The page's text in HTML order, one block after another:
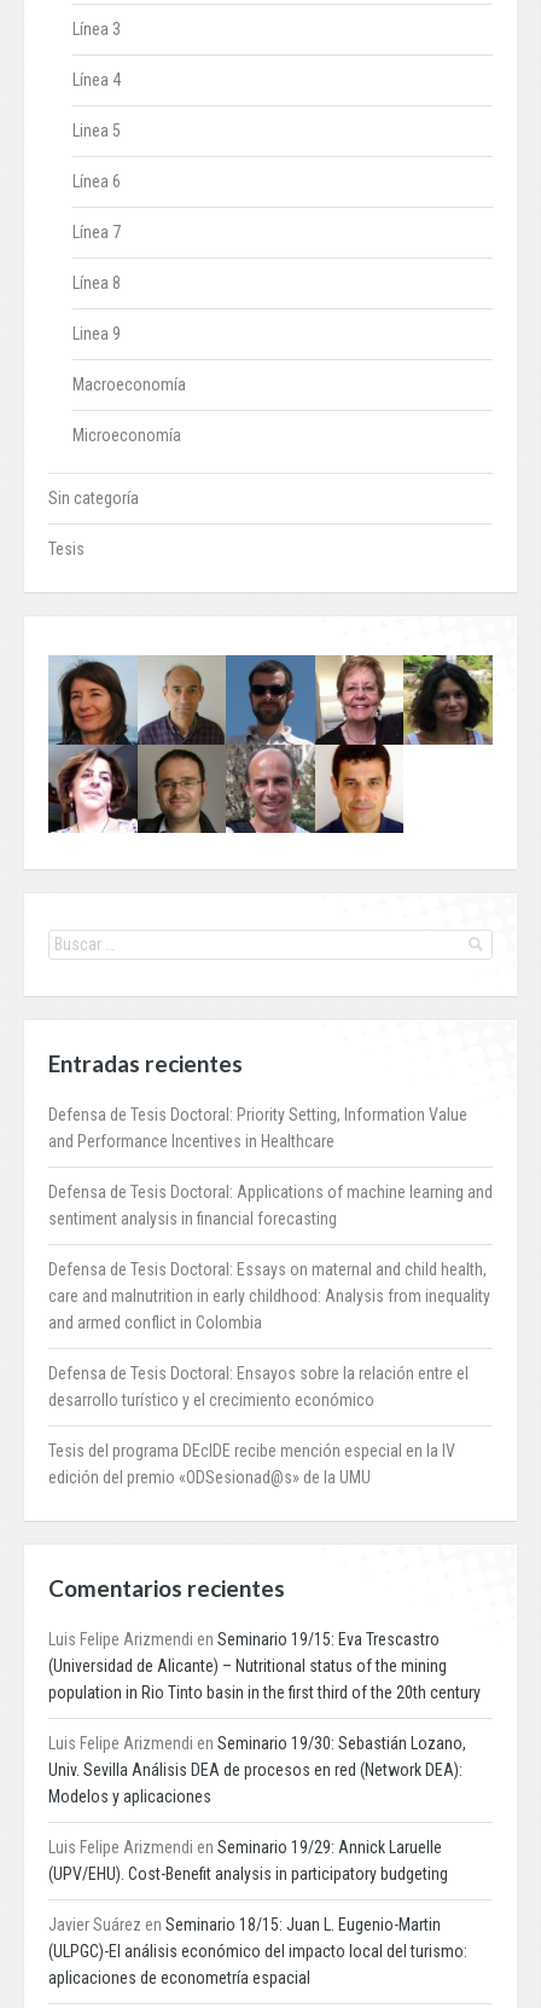
Línea 3
Línea 4
Linea 5
Línea 6
Línea 7
Línea 8
Linea 9
Macroeconomía
Microeconomía
Sin categoría
Tesis
Entradas recientes
Defensa de Tesis Doctoral: Priority Setting, Information Value
and Performance Incentives in Healthcare
Defensa de Tesis Doctoral: Applications of machine learning and
sentiment analysis in financial forecasting
Defensa de Tesis Doctoral: Essays on maternal and child health,
care and malnutrition in early childhood: Analysis from inequality
and armed conflict in Colombia
Defensa de Tesis Doctoral: Ensayos sobre la relación entre el
desarrollo turístico y el crecimiento económico
Tesis del programa DEcIDE recibe mención especial en la IV
edición del premio «ODSesionad@s» de la UMU
Comentarios recientes
Luis Felipe Arizmendi en Seminario 19/15: Eva Trescastro
(Universidad de Alicante) – Nutritional status of the mining
population in Rio Tinto basin in the first third of the 20th century
Luis Felipe Arizmendi en Seminario 19/30: Sebastián Lozano,
Univ. Sevilla Análisis DEA de procesos en red (Network DEA):
Modelos y aplicaciones
Luis Felipe Arizmendi en Seminario 19/29: Annick Laruelle
(UPV/EHU). Cost-Benefit analysis in participatory budgeting
Javier Suárez en Seminario 18/15: Juan L. Eugenio-Martin
(ULPGC)-El análisis económico del impacto local del turismo:
aplicaciones de econometría espacial